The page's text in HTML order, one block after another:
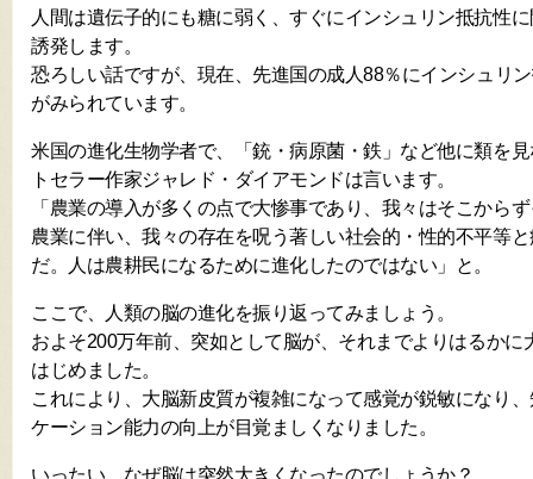
人間は遺伝子的にも糖に弱く、すぐにインシュリン抵抗性
誘発します。
恐ろしい話ですが、現在、先進国の成人88％にインシュリ
がみられています。
米国の進化生物学者で、「銃・病原菌・鉄」など他に類を
トセラー作家ジャレド・ダイアモンドは言います。
「農業の導入が多くの点で大惨事であり、我々はそこから
農業に伴い、我々の存在を呪う著しい社会的・性的不平等
だ。人は農耕民になるために進化したのではない」と。
ここで、人類の脳の進化を振り返ってみましょう。
およそ200万年前、突如として脳が、それまでよりはるかに
はじめました。
これにより、大脳新皮質が複雑になって感覚が鋭敏になり
ケーション能力の向上が目覚ましくなりました。
いったい、なぜ脳は突然大きくなったのでしょうか？